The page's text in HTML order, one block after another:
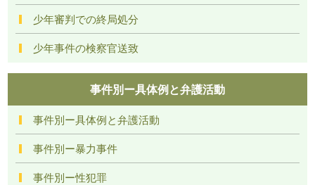
少年審判での終局処分
少年事件の検察官送致
事件別ー具体例と弁護活動
事件別ー具体例と弁護活動
事件別ー暴力事件
事件別ー性犯罪